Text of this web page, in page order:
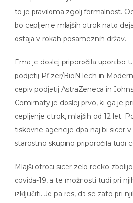
to je praviloma zgolj formalnost.
bo cepljenje mlajših otrok nato
ostaja v rokah posameznih držav.
podjetij Pfizer/BioNTech in
cepiv podjetij AstraZeneca in
Comirnaty je doslej prvo, ki ga je
cepljenje otrok, mlajših od 12 let.
tiskovne agencije dpa naj bi sicer v
starostno skupino priporočila tudi
covida-19, a te možnosti tudi pri
izključiti. Je pa res, da se zato pri
bolj rizičnih skupinah ocenjuje